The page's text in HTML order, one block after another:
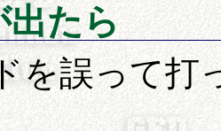
出たら
を誤って打